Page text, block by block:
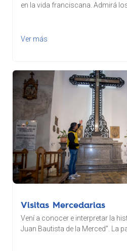
en la vida franciscana. Admirá los
Ver más
Visitas Mercedarias
Vení a conocer e interpretar la
Juan Bautista de la Merced”. La